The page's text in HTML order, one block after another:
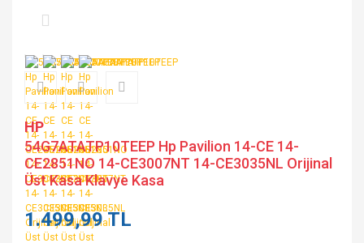
HP
54G7ATATP10TEEP Hp Pavilion 14-CE 14-
CE2851NO 14-CE3007NT 14-CE3035NL Orijinal
Üst Kasa Klavye Kasa
1.499,99 TL